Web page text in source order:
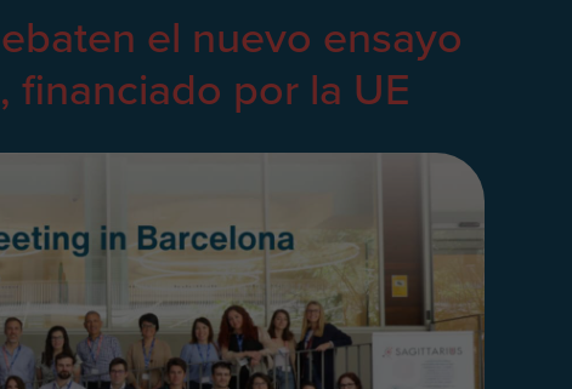
el nuevo ensayo
financiado por la UE